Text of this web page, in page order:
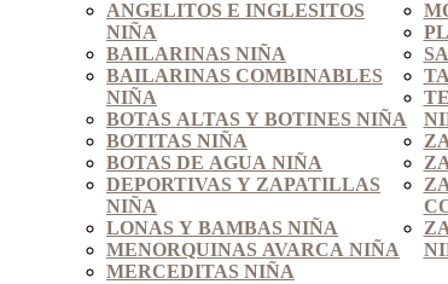
ANGELITOS E INGLESITOS
NIÑA
BAILARINAS NIÑA
BAILARINAS COMBINABLES
NIÑA
BOTAS ALTAS Y BOTINES NIÑA
BOTITAS NIÑA
BOTAS DE AGUA NIÑA
DEPORTIVAS Y ZAPATILLAS
NIÑA
LONAS Y BAMBAS NIÑA
MENORQUINAS AVARCA NIÑA
MERCEDITAS NIÑA